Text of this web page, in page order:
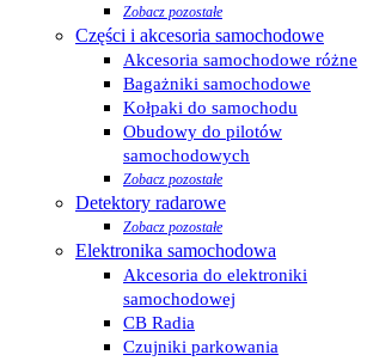
Zobacz pozostałe
Części i akcesoria samochodowe
Akcesoria samochodowe różne
Bagażniki samochodowe
Kołpaki do samochodu
Obudowy do pilotów
samochodowych
Zobacz pozostałe
Detektory radarowe
Zobacz pozostałe
Elektronika samochodowa
Akcesoria do elektroniki
samochodowej
CB Radia
Czujniki parkowania